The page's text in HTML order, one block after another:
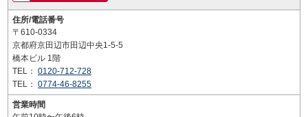
住所/電話番号
〒610-0334
京都府京田辺市田辺中央1-5-5
橋本ビル 1階
TEL： 0120-712-728
TEL： 0774-46-8255
営業時間